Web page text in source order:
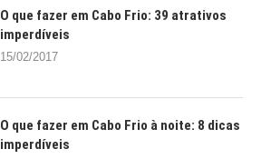
O que fazer em Cabo Frio: 39 atrativos
imperdíveis
15/02/2017
O que fazer em Cabo Frio à noite: 8 dicas
imperdíveis